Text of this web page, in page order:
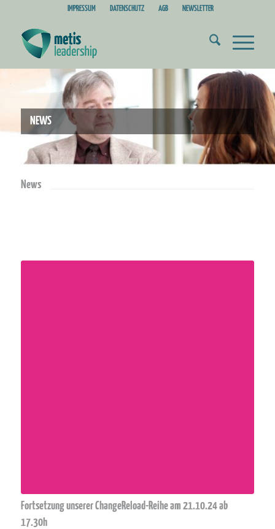
IMPRESSUM DATENSCHUTZ AGB NEWSLETTER
NEWS
News
Fortsetzung unserer ChangeReload-Reihe am 21.10.24 ab
17.30h